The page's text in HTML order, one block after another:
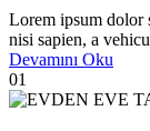
Lorem ipsum dolor
nisi sapien, a
Devamını Oku
01